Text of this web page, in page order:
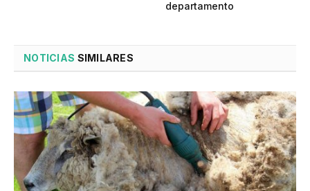
departamento
NOTICIAS SIMILARES